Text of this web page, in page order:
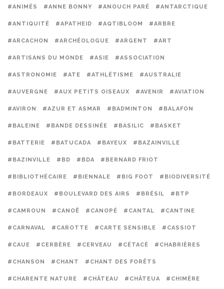
#ANIMÉS #ANNE BONNY #ANOUCH PARÉ #ANTARCTIQUE
#ANTIQUITÉ #APATHEID #AQTIBLOOM #ARBRE
#ARCACHON #ARCHÉOLOGUE #ARGENT #ART
#ARTISANS DU MONDE #ASIE #ASSOCIATION
#ASTRONOMIE #ATE #ATHLÉTISME #AUSTRALIE
#AUVERGNE #AUX PETITS OISEAUX #AVENIR #AVIATION
#AVIRON #AZUR ET ASMAR #BADMINTON #BALAFON
#BALEINE #BANDE DESSINÉE #BASILIC #BASKET
#BATTERIE #BATUCADA #BAYEUX #BAZAINVILLE
#BAZINVILLE #BD #BDA #BERNARD FRIOT
#BIBLIOTHÉCAIRE #BIENNALE #BIG FOOT #BIODIVERSITÉ
#BORDEAUX #BOULEVARD DES AIRS #BRÉSIL #BTP
#CAMROUN #CANOË #CANOPÉ #CANTAL #CANTINE
#CARNAVAL #CAROTTE #CARTE SENSIBLE #CASSIOT
#CAUE #CERBÈRE #CERVEAU #CÉTACÉ #CHABRIÈRES
#CHANSON #CHANT #CHANT DES FORÊTS
#CHARENTE NATURE #CHÂTEAU #CHÂTEUA #CHIMÈRE